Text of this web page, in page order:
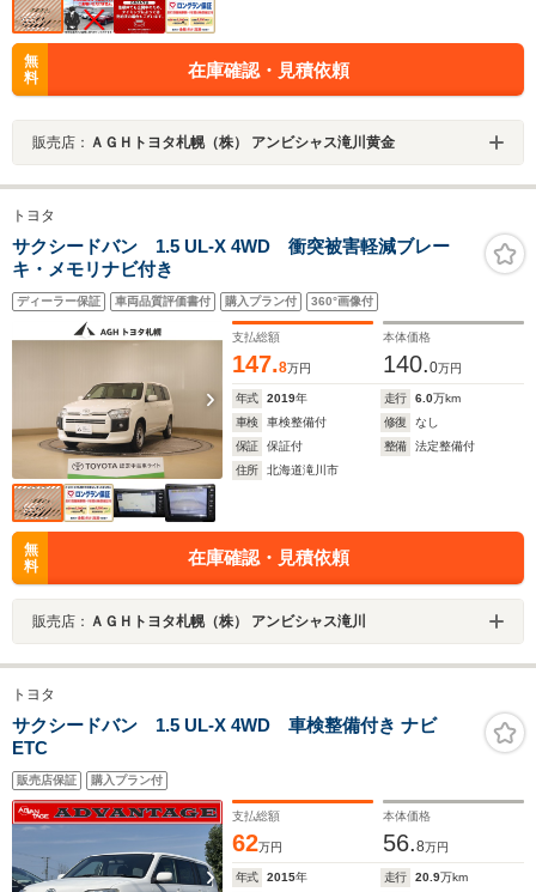
無
料
在庫確認・見積依頼
販売店： ＡＧＨトヨタ札幌（株） アンビシャス滝川黄金
トヨタ
サクシードバン 1.5 UL-X 4WD 衝突被害軽減ブレー
キ・メモリナビ付き
ディーラー保証 車両品質評価書付 購入プラン付 360°画像付
支払総額
147.8万円
本体価格
140.0万円
年式 2019年 走行 6.0万km
車検
車検整備付 修復
なし
保証
保証付 整備
法定整備付
住所
北海道滝川市
無
料
在庫確認・見積依頼
販売店： ＡＧＨトヨタ札幌（株） アンビシャス滝川
トヨタ
サクシードバン 1.5 UL-X 4WD 車検整備付き ナビ
ETC
販売店保証 購入プラン付
支払総額
62万円
本体価格
56.8万円
年式 2015年 走行 20.9万km